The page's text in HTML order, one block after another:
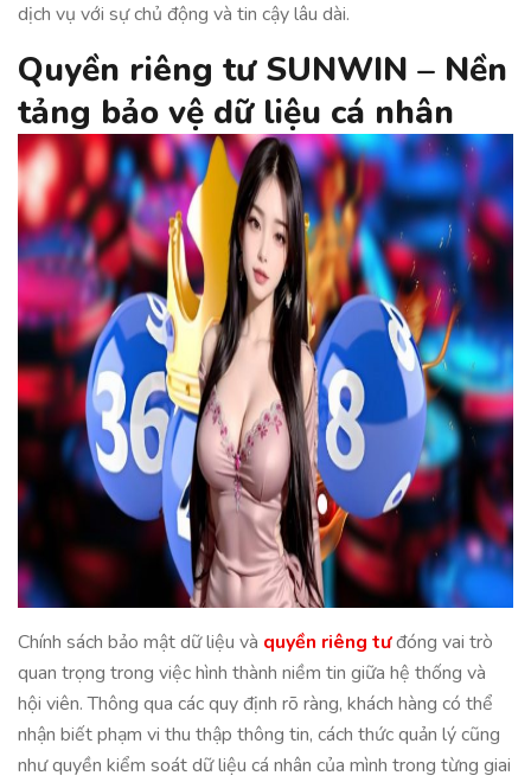
dịch vụ với sự chủ động và tin cậy lâu dài.
Quyền riêng tư SUNWIN – Nền
tảng bảo vệ dữ liệu cá nhân
Chính sách bảo mật dữ liệu và quyền riêng tưđóng vai trò
quan trọng trong việc hình thành niềm tin giữa hệ thống và
hội viên. Thông qua các quy định rõ ràng, khách hàng có thể
nhận biết phạm vi thu thập thông tin, cách thức quản lý cũng
như quyền kiểm soát dữ liệu cá nhân của mình trong từng giai